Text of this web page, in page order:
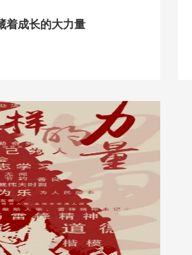
着成长的大力量